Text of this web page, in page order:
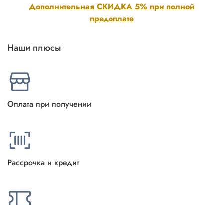
Дополнительная СКИДКА 5% при полной
предоплате
Наши плюсы
Оплата при получении
Рассрочка и кредит